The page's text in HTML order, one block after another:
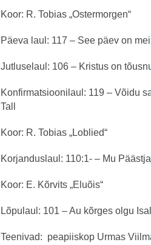
Koor: R. Tobias „Ostermorgen“
Päeva laul: 117 – See päev on
Jutluselaul: 106 – Kristus on
Konfirmatsioonilaul: 119 – Võidu
Tall
Koor: R. Tobias „Loblied“
Korjanduslaul: 110:1- – Mu
Koor: E. Kõrvits „Eluõis“
Lõpulaul: 101 – Au kõrges olgu
Teenivad: peapiiskop Urmas